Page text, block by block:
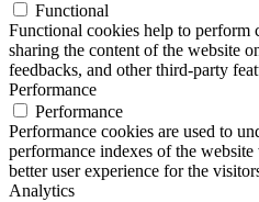
Functional
Functional cookies help to perform
sharing the content of the website
feedbacks, and other third-party
Performance
Performance
Performance cookies are used to
performance indexes of the
better user experience for the
Analytics